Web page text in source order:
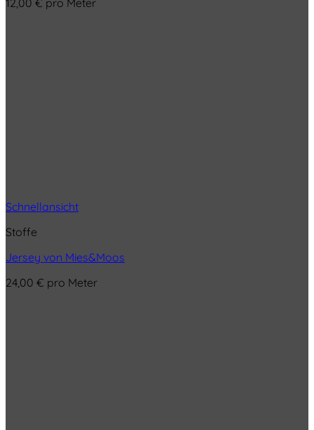
12,00 € pro Meter
Schnellansicht
Stoffe
Jersey von Mies&Moos
24,00 € pro Meter